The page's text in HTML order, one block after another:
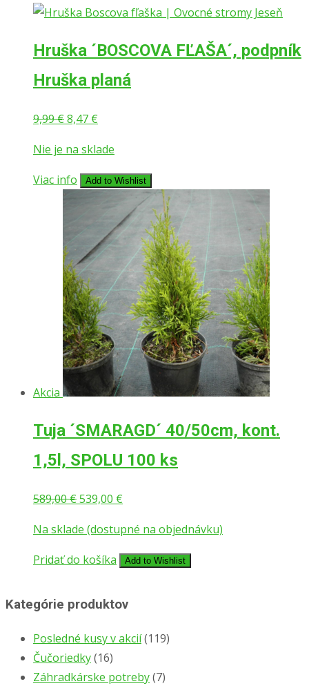
Hruška ´BOSCOVA FĽAŠA´, podpník
Hruška planá
9,99€Pôvodná
bola:
9,99 €.
8,47 €
je:
8,47 €.
Nie je na sklade
Viac info
Add to Wishlist
Akcia
Tuja ´SMARAGD´ 40/50cm, kont.
1,5l, SPOLU 100 ks
589,00€Pôvodná
bola:
589,00 €.
539,00 €
je:
539,00 €.
Na sklade (dostupné na objednávku)
Pridať do košíka
Add to Wishlist
Kategórie produktov
Posledné kusy v akcií(119)
Čučoriedky(16)
Záhradkárske potreby(7)